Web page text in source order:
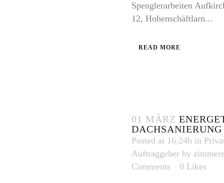
Spenglerarbeiten
12, Hohenschäftlarn...
READ MORE
01 MÄRZ
DACHSANIERUNG
Posted at 16:24h in
Auftraggeber by
Comments
0 Likes